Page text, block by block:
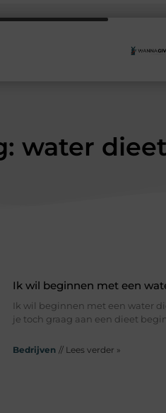
water
Ik wil beginnen met een
Ik wil beginnen met een water
je toch graag aan een dieet
Bedrijven // Lees verder »